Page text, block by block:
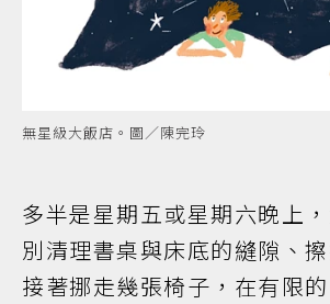
無星級大飯店。圖／陳完玲
多半是星期五或星期六晚上
別清理書桌與床底的縫隙、
接著挪走幾張椅子，在有限